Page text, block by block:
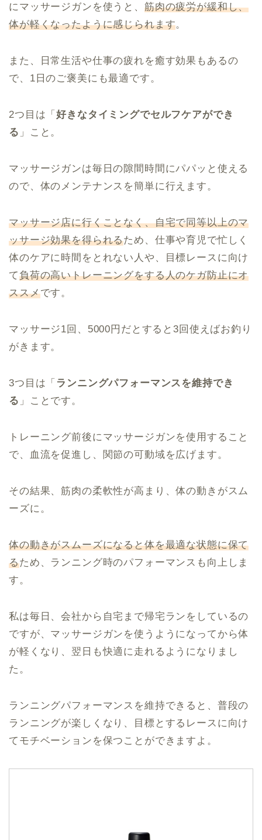
にマッサージガンを使うと、 筋肉の疲労が緩和し、
体が軽くなったように感じられます。
また、日常生活や仕事の疲れを癒す効果もあるの
で、1日のご褒美にも最適です。
2つ目は「好きなタイミングでセルフケアができ
る 」こと。
マッサージガンは毎日の隙間時間にパパッと使える
ので、体のメンテナンスを簡単に行えます。
マッサージ店に行くことなく、自宅で同等以上のマ
ッサージ効果を得られるため、仕事や育児で忙しく
体のケアに時間をとれない人や、目標レースに向け
て負荷の高いトレーニングをする人のケガ防止にオ
ススメです。
マッサージ1回、5000円だとすると3回使えばお釣り
がきます。
3つ目は「 ランニングパフォーマンスを維持でき
る 」ことです。
トレーニング前後にマッサージガンを使用すること
で、血流を促進し、関節の可動域を広げます。
その結果、筋肉の柔軟性が高まり、体の動きがスム
ーズに。
体の動きがスムーズになると体を最適な状態に保て
るため、ランニング時のパフォーマンスも向上しま
す。
私は毎日、会社から自宅まで帰宅ランをしているの
ですが、マッサージガンを使うようになってから体
が軽くなり、翌日も快適に走れるようになりまし
た。
ランニングパフォーマンスを維持できると、普段の
ランニングが楽しくなり、目標とするレースに向け
てモチベーションを保つことができますよ。